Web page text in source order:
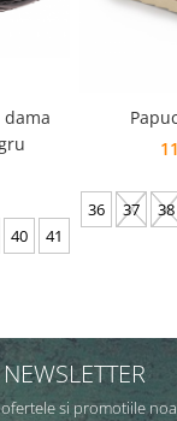
40
41
36 37 38
NEWSLETTER
si promotiile